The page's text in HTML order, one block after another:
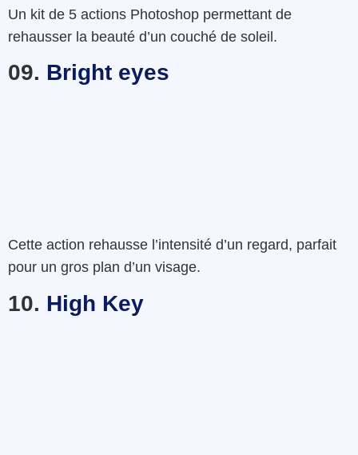
Un kit de 5 actions Photoshop permettant de
rehausser la beauté d’un couché de soleil.
09. Bright eyes
Cette action rehausse l’intensité d’un regard, parfait
pour un gros plan d’un visage.
10. High Key